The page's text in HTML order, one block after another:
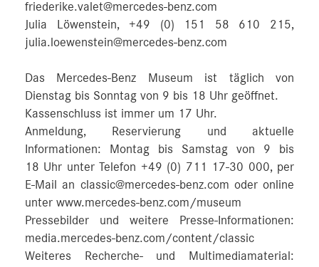
friederike.valet@mercedes-benz.com
Julia Löwenstein, +49 (0) 151 58 610 215,
julia.loewenstein@mercedes-benz.com
Das Mercedes-Benz Museum ist täglich von
Dienstag bis Sonntag von 9 bis 18 Uhr geöffnet.
Kassenschluss ist immer um 17 Uhr.
Anmeldung, Reservierung und aktuelle
Informationen: Montag bis Samstag von 9 bis
18 Uhr unter Telefon +49 (0) 711 17-30 000, per
E-Mail an classic@mercedes-benz.com oder online
unter www.mercedes-benz.com/museum
Pressebilder und weitere Presse-Informationen:
media.mercedes-benz.com/content/classic
Weiteres Recherche- und Multimediamaterial: